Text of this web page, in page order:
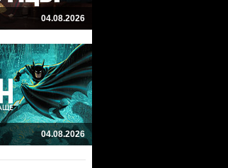
04.08.2026
04.08.2026